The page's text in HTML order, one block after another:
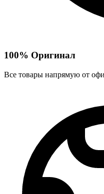
100% Оригинал
Все товары напрямую от